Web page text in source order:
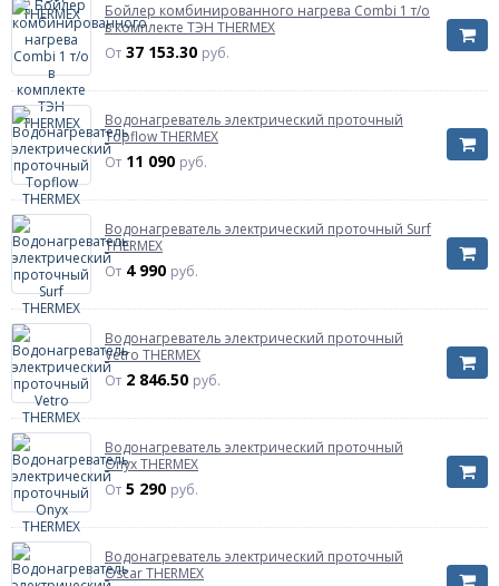
Бойлер комбинированного нагрева Combi 1 т/о
в комплекте ТЭН THERMEX
От 37 153.30 руб.
Водонагреватель электрический проточный
Topflow THERMEX
От 11 090 руб.
Водонагреватель электрический проточный Surf
THERMEX
От 4 990 руб.
Водонагреватель электрический проточный
Vetro THERMEX
От 2 846.50 руб.
Водонагреватель электрический проточный
Onyx THERMEX
От 5 290 руб.
Водонагреватель электрический проточный
Oscar THERMEX